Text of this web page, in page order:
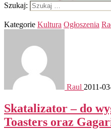
Szukaj:
Kategorie Kultura Ogłoszenia
Raul 2011-
Skatalizator – do
Toasters oraz